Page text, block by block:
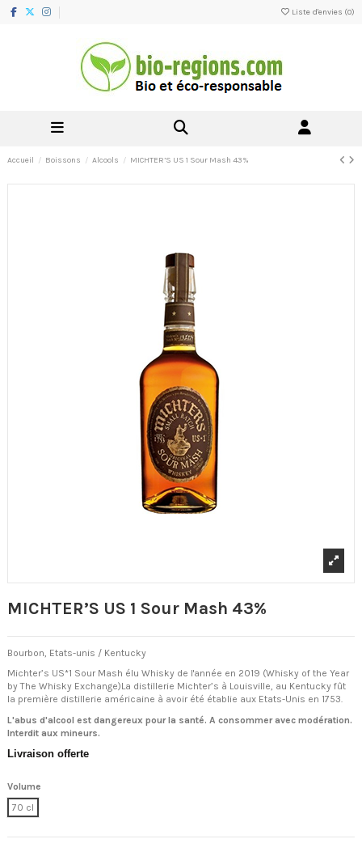
Liste d'envies (0)
Accueil Boissons Alcools MICHTER’S US 1 Sour Mash 43%
MICHTER’S US 1 Sour Mash 43%
Bourbon, Etats-unis / Kentucky
Michter’s US*1 Sour Mash élu Whisky de l'année en 2019 (Whisky of the Year
by The Whisky Exchange)La distillerie Michter’s à Louisville, au Kentucky fût
la première distillerie américaine à avoir été établie aux Etats-Unis en 1753.
L'abus d'alcool est dangereux pour la santé. A consommer avec modération.
Interdit aux mineurs.
Livraison offerte
Volume
70 cl